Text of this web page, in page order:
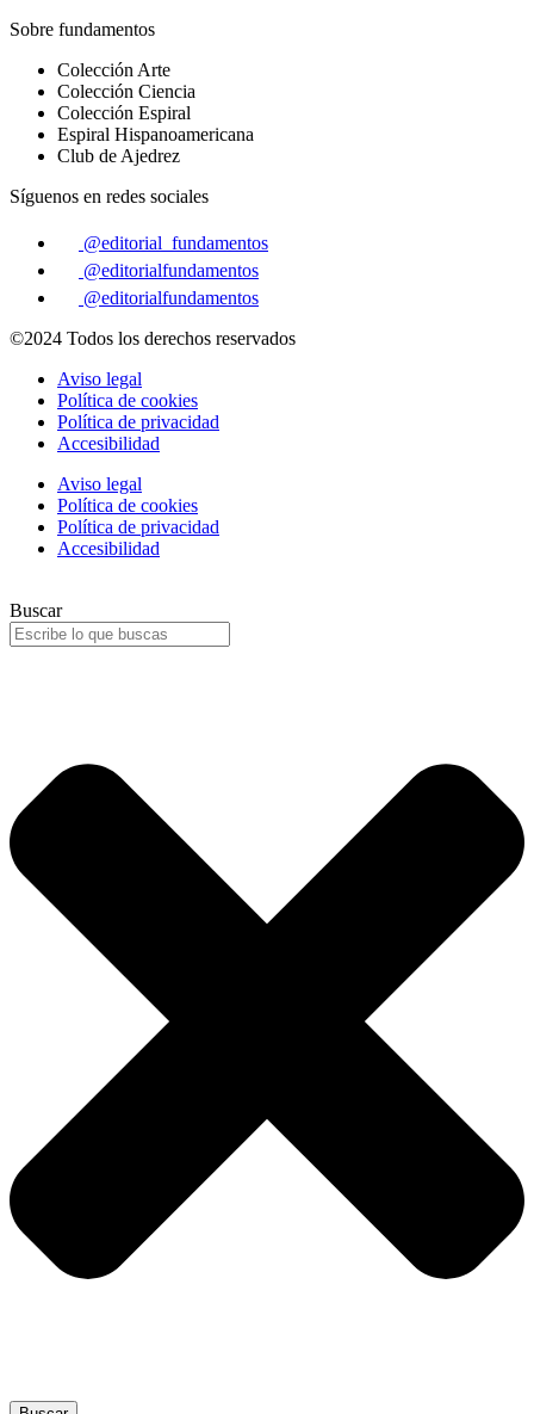
Sobre fundamentos
Colección Arte
Colección Ciencia
Colección Espiral
Espiral Hispanoamericana
Club de Ajedrez
Síguenos en redes sociales
@editorial_fundamentos
@editorialfundamentos
@editorialfundamentos
©2024 Todos los derechos reservados
Aviso legal
Política de cookies
Política de privacidad
Accesibilidad
Aviso legal
Política de cookies
Política de privacidad
Accesibilidad
Buscar